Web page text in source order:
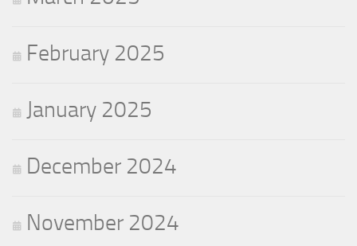
February 2025
January 2025
December 2024
November 2024